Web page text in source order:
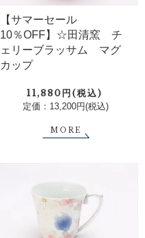
【サマーセール
10％OFF】☆田清窯 チ
ェリーブラッサム マグ
カップ
11,880円(税込)
定価：13,200円(税込)
MORE